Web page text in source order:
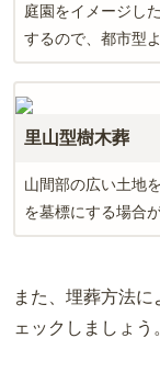
庭園をイメージし
するので、都市型
里山型樹木葬
山間部の広い土地
を墓標にする場合が
また、埋葬方法
ェックしましょう